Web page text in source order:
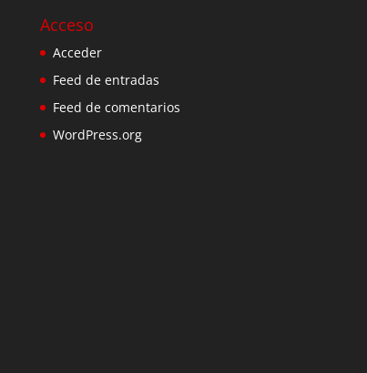
Acceso
Acceder
Feed de entradas
Feed de comentarios
WordPress.org